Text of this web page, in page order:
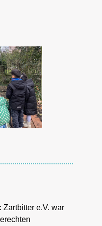
Zartbitter e.V. war